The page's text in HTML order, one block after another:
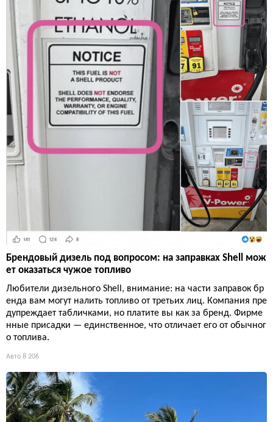
Брендовый дизель под вопросом: на заправках Shell мож
ет оказаться чужое топливо
Любители дизельного Shell, внимание: на части заправок бр
енда вам могут налить топливо от третьих лиц. Компания пре
дупреждает табличками, но платите вы как за бренд. Фирме
нные присадки — единственное, что отличает его от обычног
о топлива.
Авто 8 206